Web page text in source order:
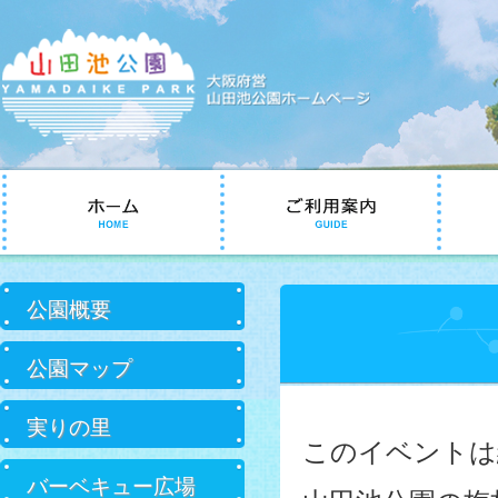
コ
ン
テ
ン
ツ
へ
動
このイベント
サ
ブ
メ
ニ
ュ
ー
公園概要
公園マップ
実りの里
バーベキュー広場